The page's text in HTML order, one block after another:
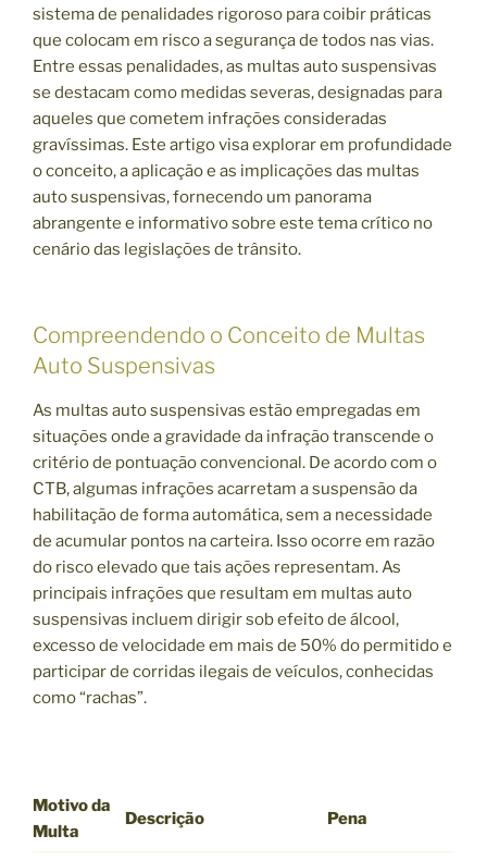
sistema de penalidades rigoroso para coibir práticas
que colocam em risco a segurança de todos nas vias.
Entre essas penalidades, as multas auto suspensivas
se destacam como medidas severas, designadas para
aqueles que cometem infrações consideradas
gravíssimas. Este artigo visa explorar em profundidade
o conceito, a aplicação e as implicações das multas
auto suspensivas, fornecendo um panorama
abrangente e informativo sobre este tema crítico no
cenário das legislações de trânsito.
Compreendendo o Conceito de Multas
Auto Suspensivas
As multas auto suspensivas estão empregadas em
situações onde a gravidade da infração transcende o
critério de pontuação convencional. De acordo com o
CTB, algumas infrações acarretam a suspensão da
habilitação de forma automática, sem a necessidade
de acumular pontos na carteira. Isso ocorre em razão
do risco elevado que tais ações representam. As
principais infrações que resultam em multas auto
suspensivas incluem dirigir sob efeito de álcool,
excesso de velocidade em mais de 50% do permitido e
participar de corridas ilegais de veículos, conhecidas
como “rachas”.
Motivo da
Multa
Descrição Pena